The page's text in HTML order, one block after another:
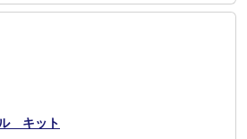
キット